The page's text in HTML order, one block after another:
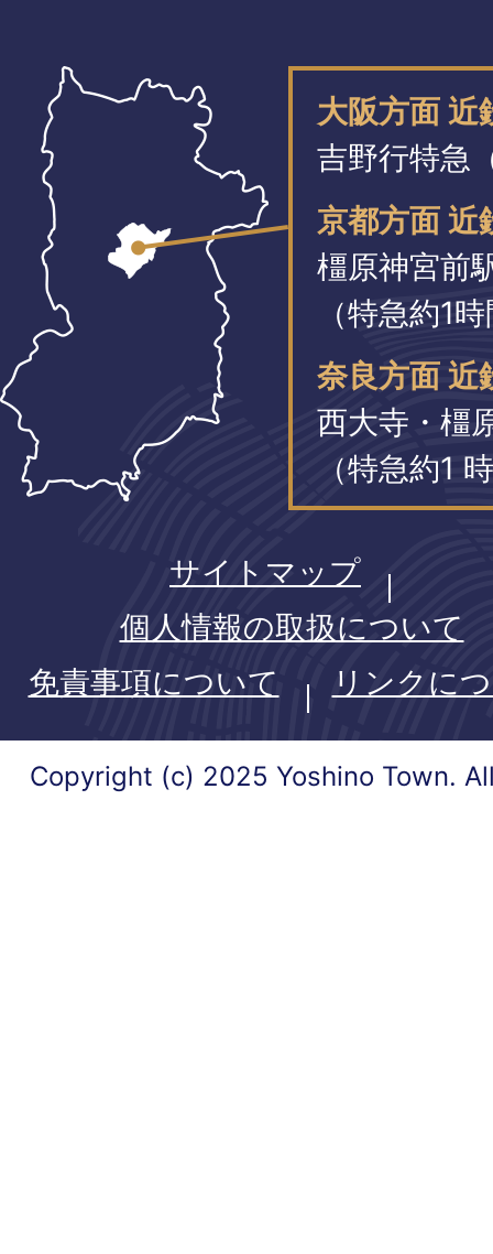
大阪方面
吉野行特急
京都方面 近
橿原神宮前
（特急約1
奈良方面 近
西大寺・橿
（特急約1
サイトマップ
個人情報の取扱について
免責事項について
リンクに
Copyright (c) 2025 Yoshino Town.